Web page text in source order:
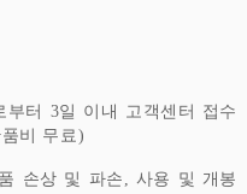
터 3일 이내 고객센터 접수
비 무료)
손상 및 파손, 사용 및 개봉